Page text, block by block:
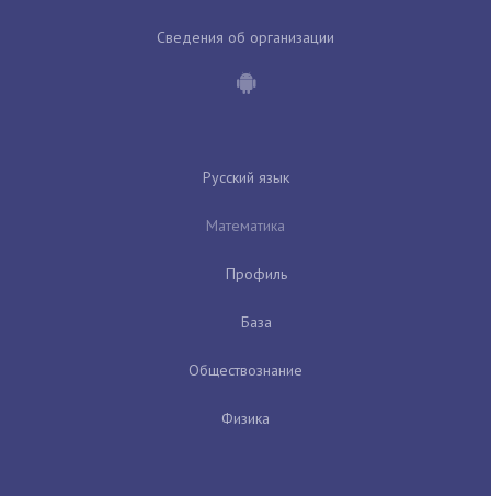
Сведения об организации
Русский язык
Математика
Профиль
База
Обществознание
Физика